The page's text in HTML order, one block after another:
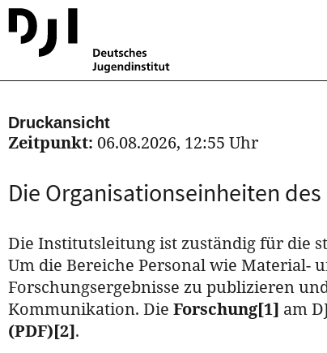
Druckansicht
Zeitpunkt: 06.08.2026, 12:55 Uhr
Die Organisationseinheiten des
Die Institutsleitung ist zuständig für die
Um die Bereiche Personal wie
Forschungsergebnisse zu publizieren
Kommunikation. Die Forschung[1] am
(PDF)[2].